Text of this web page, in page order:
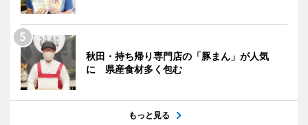
秋田・持ち帰り専門店の「豚まん」が人気
に 県産食材多く包む
もっと見る